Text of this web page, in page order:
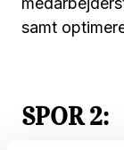
samt
SPOR 2: